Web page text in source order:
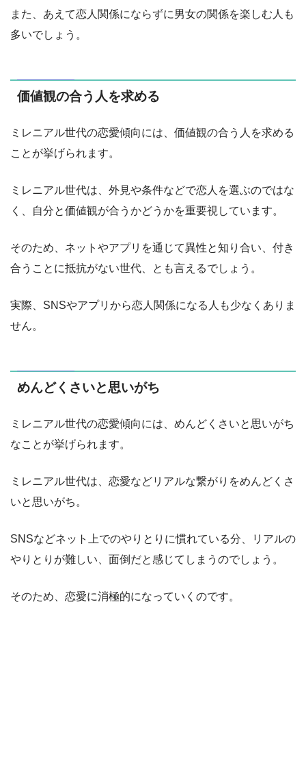
また、あえて恋人関係にならずに男女の関係を楽しむ人も
多いでしょう。
価値観の合う人を求める
ミレニアル世代の恋愛傾向には、価値観の合う人を求める
ことが挙げられます。
ミレニアル世代は、外見や条件などで恋人を選ぶのではな
く、自分と価値観が合うかどうかを重要視しています。
そのため、ネットやアプリを通じて異性と知り合い、付き
合うことに抵抗がない世代、とも言えるでしょう。
実際、SNSやアプリから恋人関係になる人も少なくありま
せん。
めんどくさいと思いがち
ミレニアル世代の恋愛傾向には、めんどくさいと思いがち
なことが挙げられます。
ミレニアル世代は、恋愛などリアルな繋がりをめんどくさ
いと思いがち。
SNSなどネット上でのやりとりに慣れている分、リアルの
やりとりが難しい、面倒だと感じてしまうのでしょう。
そのため、恋愛に消極的になっていくのです。